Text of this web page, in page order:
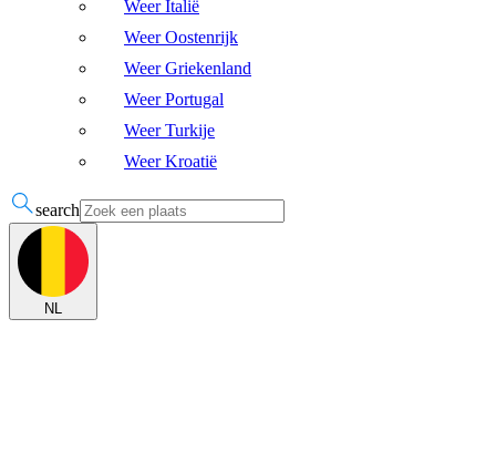
Weer Italië
Weer Oostenrijk
Weer Griekenland
Weer Portugal
Weer Turkije
Weer Kroatië
search
NL